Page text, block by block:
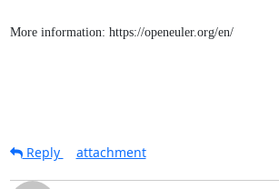
More information: https://openeuler.org/en/
Reply
attachment